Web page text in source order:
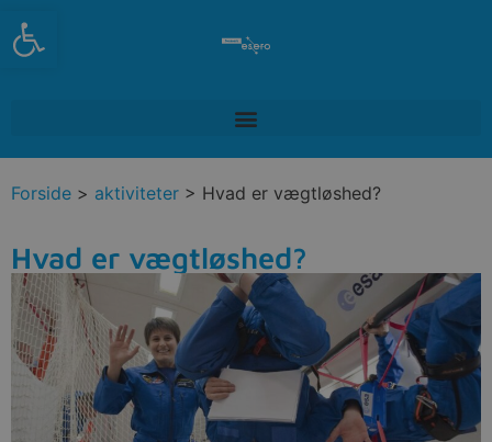
Open toolbar
Forside > aktiviteter > Hvad er vægtløshed?
Hvad er vægtløshed?